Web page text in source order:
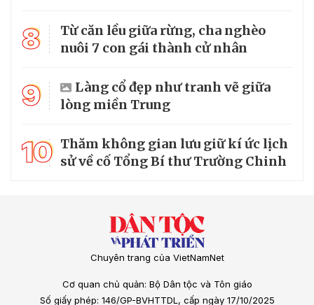
8
Từ căn lều giữa rừng, cha nghèo
nuôi 7 con gái thành cử nhân
9
Làng cổ đẹp như tranh vẽ giữa
lòng miền Trung
10 Thăm không gian lưu giữ kí ức lịch
sử về cố Tổng Bí thư Trường Chinh
Chuyên trang của VietNamNet
Cơ quan chủ quản: Bộ Dân tộc và Tôn giáo
Số giấy phép: 146/GP-BVHTTDL, cấp ngày 17/10/2025